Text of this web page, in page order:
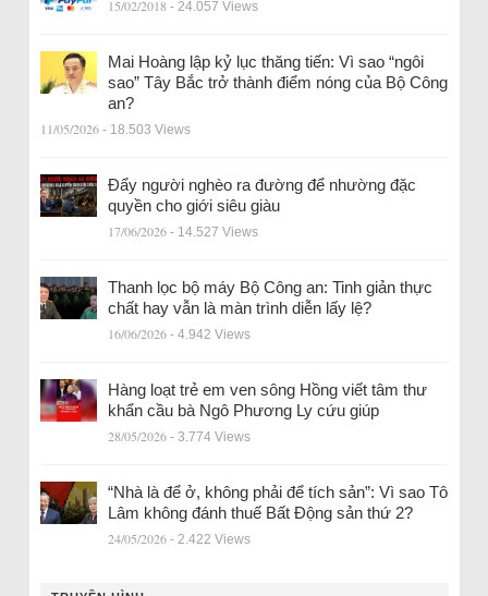
15/02/2018 - 24.057 Views
Mai Hoàng lập kỷ lục thăng tiến: Vì sao “ngôi
sao” Tây Bắc trở thành điểm nóng của Bộ Công
an?
11/05/2026 - 18.503 Views
Đẩy người nghèo ra đường để nhường đặc
quyền cho giới siêu giàu
17/06/2026 - 14.527 Views
Thanh lọc bộ máy Bộ Công an: Tinh giản thực
chất hay vẫn là màn trình diễn lấy lệ?
16/06/2026 - 4.942 Views
Hàng loạt trẻ em ven sông Hồng viết tâm thư
khẩn cầu bà Ngô Phương Ly cứu giúp
28/05/2026 - 3.774 Views
“Nhà là để ở, không phải để tích sản”: Vì sao Tô
Lâm không đánh thuế Bất Động sản thứ 2?
24/05/2026 - 2.422 Views